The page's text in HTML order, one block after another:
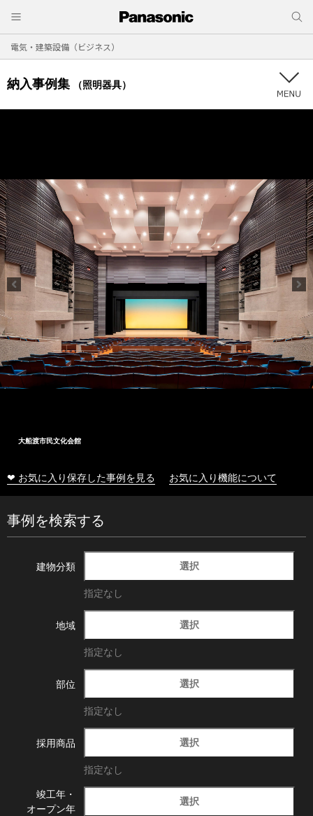
電気・建築設備（ビジネス）
納入事例集 （照明器具）
大船渡市民文化会館
❤ お気に入り保存した事例を見る お気に入り機能について
事例を検索する
建物分類 選択
指定なし
地域 選択
指定なし
部位 選択
指定なし
採用商品 選択
指定なし
竣工年・
オープン年
選択